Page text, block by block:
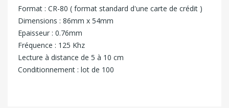
Format : CR-80 ( format standard d'une carte de crédit )
Dimensions : 86mm x 54mm
Epaisseur : 0.76mm
Fréquence : 125 Khz
Lecture à distance de 5 à 10 cm
Conditionnement : lot de 100